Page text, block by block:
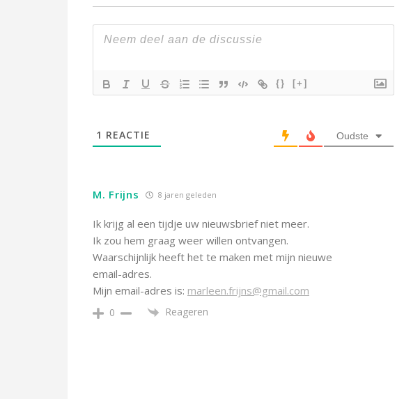
{} [+]
1 REACTIE Oudste
M. Frijns 8 jaren geleden
Ik krijg al een tijdje uw nieuwsbrief niet meer.
Ik zou hem graag weer willen ontvangen.
Waarschijnlijk heeft het te maken met mijn nieuwe
email-adres.
Mijn email-adres is: marleen.frijns@gmail.com
0 Reageren